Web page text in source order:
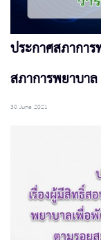
ประกาศสภาการ
สภาการพยาบา
30 June 2021